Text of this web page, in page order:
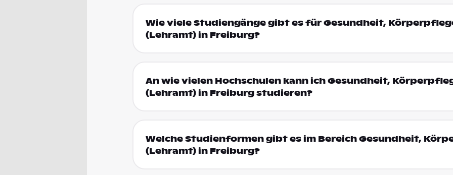
Wie viele Studiengänge gibt es für Gesundheit,
(Lehramt) in Freiburg?
An wie vielen Hochschulen kann ich Gesundheit,
(Lehramt) in Freiburg studieren?
Welche Studienformen gibt es im Bereich Gesundheit,
(Lehramt) in Freiburg?